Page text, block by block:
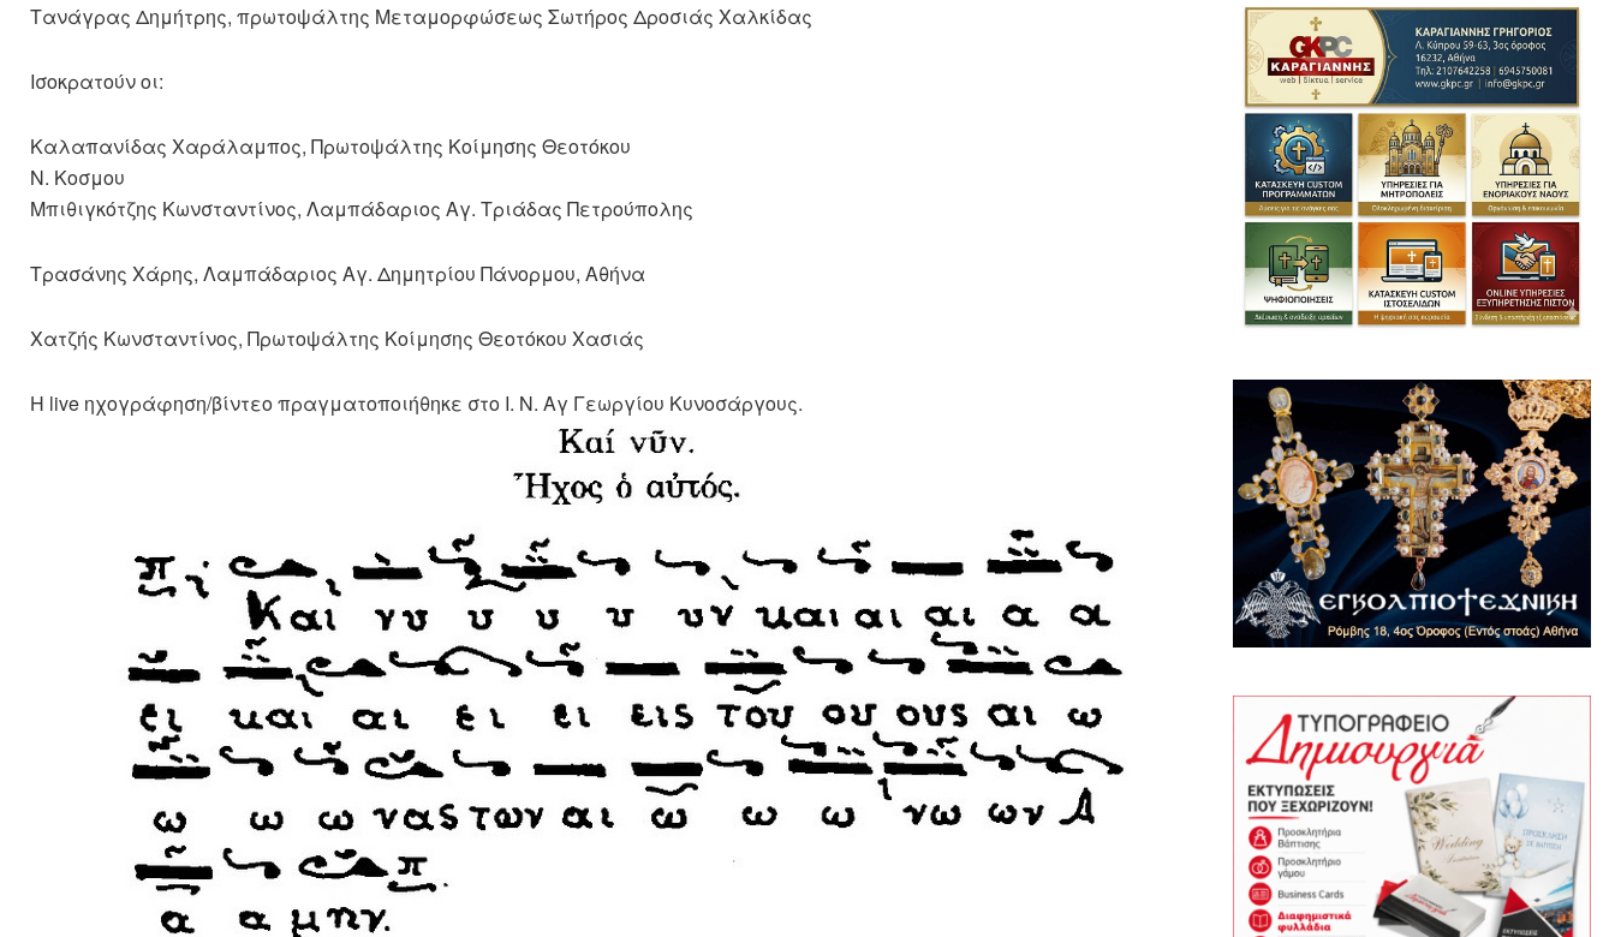
Τανάγρας Δημήτρης, πρωτοψάλτης Μεταμορφώσεως Σωτήρος Δροσιάς Χαλκίδας
Ισοκρατούν οι:
Καλαπανίδας Χαράλαμπος, Πρωτοψάλτης Κοίμησης Θεοτόκου
Ν. Κοσμου
Μπιθιγκότζης Κωνσταντίνος, Λαμπάδαριος Αγ. Τριάδας Πετρούπολης
Τρασάνης Χάρης, Λαμπάδαριος Αγ. Δημητρίου Πάνορμου, Αθήνα
Χατζής Κωνσταντίνος, Πρωτοψάλτης Κοίμησης Θεοτόκου Χασιάς
Η live ηχογράφηση/βίντεο πραγματοποιήθηκε στο Ι. Ν. Αγ Γεωργίου Κυνοσάργους.